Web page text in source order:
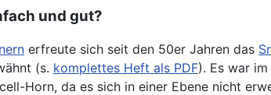
und gut?
erfreute sich seit den 50er Jahren das
(s. komplettes Heft als PDF). Es war
Horn, da es sich in einer Ebene nicht